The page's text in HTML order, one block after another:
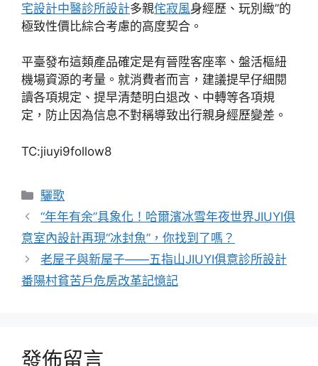
宅設計中醫診所設計多親侘寂風身經歷、玩別緻”的
極致性價比綜合考慮的高度契合。
平臺發布這類產品確定是有晉陞客座率、盤活樞紐
機場資源的考量。就消費者而言，建議提早仔細閱
讀各項規定、提早清楚明白退改、中轉等各項規
定，防止因為信息不對稱導致出行親身經歷變差。
TC:jiuyi9follow8
分
類
驪歌
“年年有余”具象化！哈爾濱冰雪年夜世界JIUYI俱
意室內設計再現“冰封魚”，你找到了嗎？
老屋子與新屋子——五指山JIUYI俱意診所設計
番陽村貧苦戶危房改革記憶記
發佈留言